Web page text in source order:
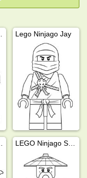
Lego Ninjago Jay